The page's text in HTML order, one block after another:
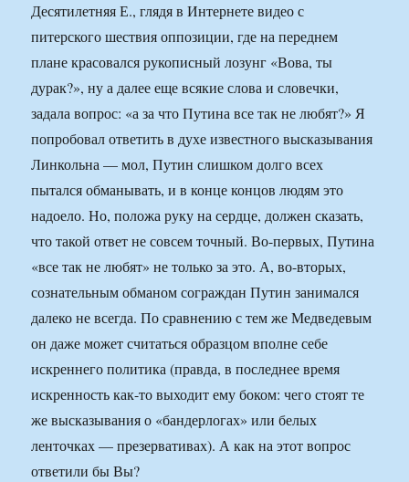
Десятилетняя Е., глядя в Интернете видео с
питерского шествия оппозиции, где на переднем
плане красовался рукописный лозунг «Вова, ты
дурак?», ну а далее еще всякие слова и словечки,
задала вопрос: «а за что Путина все так не любят?» Я
попробовал ответить в духе известного высказывания
Линкольна — мол, Путин слишком долго всех
пытался обманывать, и в конце концов людям это
надоело. Но, положа руку на сердце, должен сказать,
что такой ответ не совсем точный. Во-первых, Путина
«все так не любят» не только за это. А, во-вторых,
сознательным обманом сограждан Путин занимался
далеко не всегда. По сравнению с тем же Медведевым
он даже может считаться образцом вполне себе
искреннего политика (правда, в последнее время
искренность как-то выходит ему боком: чего стоят те
же высказывания о «бандерлогах» или белых
ленточках — презервативах). А как на этот вопрос
ответили бы Вы?